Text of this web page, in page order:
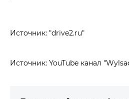
Источник: "drive2.ru"
Источник: YouTube канал